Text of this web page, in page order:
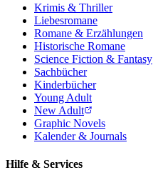
Krimis & Thriller
Liebesromane
Romane & Erzählungen
Historische Romane
Science Fiction & Fantasy
Sachbücher
Kinderbücher
Young Adult
New Adult
Graphic Novels
Kalender & Journals
Hilfe & Services